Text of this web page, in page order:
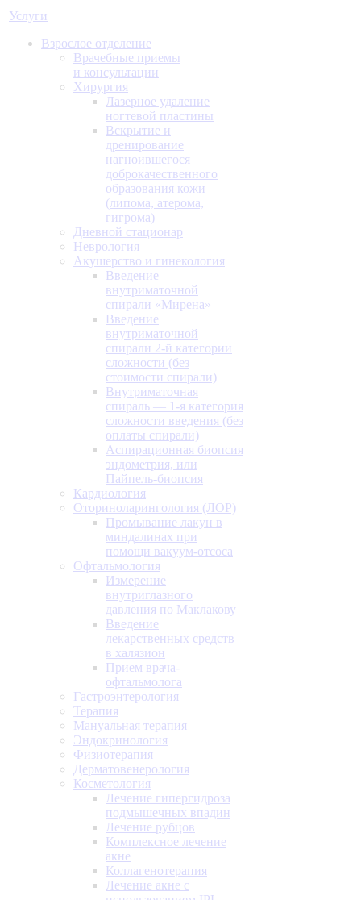
Услуги
Взрослое отделение
Врачебные приемы
и консультации
Хирургия
Лазерное удаление
ногтевой пластины
Вскрытие и
дренирование
нагноившегося
доброкачественного
образования кожи
(липома, атерома,
гигрома)
Дневной стационар
Неврология
Акушерство и гинекология
Введение
внутриматочной
спирали «Мирена»
Введение
внутриматочной
спирали 2-й категории
сложности (без
стоимости спирали)
Внутриматочная
спираль — 1-я категория
сложности введения (без
оплаты спирали)
Аспирационная биопсия
эндометрия, или
Пайпель-биопсия
Кардиология
Оториноларингология (ЛОР)
Промывание лакун в
миндалинах при
помощи вакуум-отсоса
Офтальмология
Измерение
внутриглазного
давления по Маклакову
Введение
лекарственных средств
в халязион
Прием врача-
офтальмолога
Гастроэнтерология
Терапия
Мануальная терапия
Эндокринология
Физиотерапия
Дерматовенерология
Косметология
Лечение гипергидроза
подмышечных впадин
Лечение рубцов
Комплексное лечение
акне
Коллагенотерапия
Лечение акне с